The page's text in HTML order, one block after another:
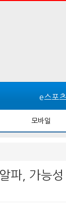
e스포츠
모바일
파, 가능